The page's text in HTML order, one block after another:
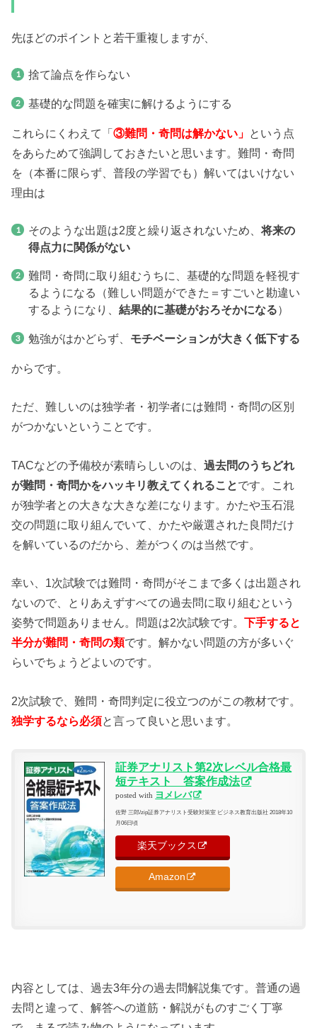
先ほどのポイントと若干重複しますが、
捨て論点を作らない
基礎的な問題を確実に解けるようにする
これらにくわえて「③難問・奇問は解かない」 という点
をあらためて強調しておきたいと思います。難問・奇問
を（本番に限らず、普段の学習でも）解いてはいけない
理由は
そのような出題は2度と繰り返されないため、将来の
得点力に関係がない
難問・奇問に取り組むうちに、基礎的な問題を軽視す
るようになる（難しい問題ができた＝すごいと勘違い
するようになり、 結果的に基礎がおろそかになる）
勉強がはかどらず、 モチベーションが大きく低下する
からです。
ただ、難しいのは独学者・初学者には難問・奇問の区別
がつかないということです。
TACなどの予備校が素晴らしいのは、過去問のうちどれ
が難問・奇問かをハッキリ教えてくれることです。これ
が独学者との大きな大きな差になります。かたや玉石混
交の問題に取り組んでいて、かたや厳選された良問だけ
を解いているのだから、差がつくのは当然です。
幸い、1次試験では難問・奇問がそこまで多くは出題され
ないので、とりあえずすべての過去問に取り組むという
姿勢で問題ありません。問題は2次試験です。下手すると
半分が難問・奇問の類です。解かない問題の方が多いぐ
らいでちょうどよいのです。
2次試験で、難問・奇問判定に役立つのがこの教材です。
独学するなら必須と言って良いと思います。
証券アナリスト第2次レベル合格最
短テキスト 答案作成法
posted with ヨメレバ
佐野 三郎/zip証券アナリスト受験対策室 ビジネス教育出版社 2018年10
月06日頃
楽天ブックス
Amazon
内容としては、過去3年分の過去問解説集です。普通の過
去問と違って、解答への道筋・解説がものすごく丁寧